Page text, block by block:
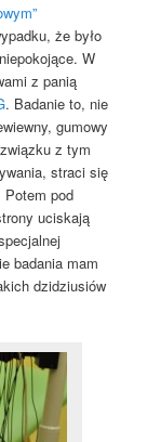
że było
W
z panią
. Badanie to, nie
gumowy
z tym
straci się
Potem pod
uciskają
badania mam
dzidziusiów